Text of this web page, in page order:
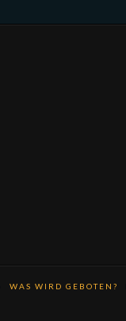
WAS WIRD GEBOTEN?